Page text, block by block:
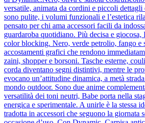
versatile, animata da cordini e piccoli
sono pulite, i volumi funzionali e l’estetica
pensato per chi ama accessori facili da
guardaroba quotidiano. Più decisa e giocosa,
color blocking. Nero, verde petrolio, fango e
accostamenti grafici che rendono
zaini, shopper e borsoni. Tasche esterne,
corda diventano segni distintivi, mentre le
evocano un’attitudine dinamica, a metà
mondo outdoor. Sono due anime
versatilità dei toni neutri, Babe porta nella
energica e sperimentale. A unirle è la stessa
tradotta in accessori che seguono la giornata